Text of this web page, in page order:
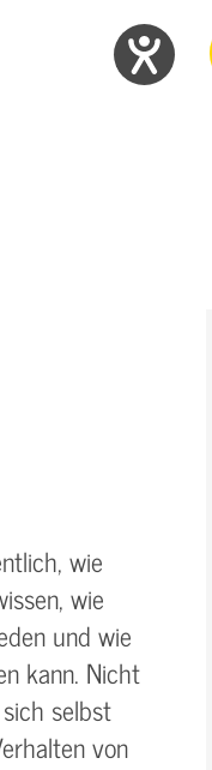
wie
wie
und wie
kann. Nicht
selbst
von